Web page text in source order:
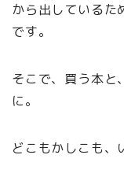
から出しているた
です。
そこで、買う本と
に。
どこもかしこも、